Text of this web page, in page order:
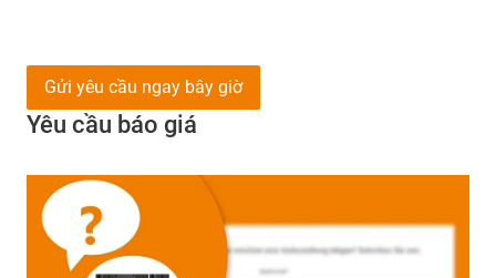
Yêu cầu báo giá
Gửi yêu cầu ngay bây giờ